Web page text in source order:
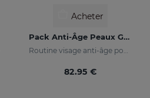
Acheter
Pack Anti-Âge Peaux Grasses
82.95 €